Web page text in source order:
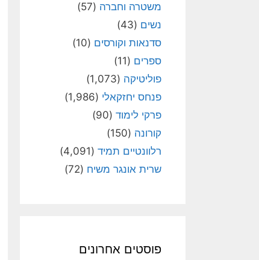
משטרה וחברה (57)
נשים (43)
סדנאות וקורסים (10)
ספרים (11)
פוליטיקה (1,073)
פנחס יחזקאלי (1,986)
פרקי לימוד (90)
קורונה (150)
רלוונטיים תמיד (4,091)
שרית אונגר משיח (72)
פוסטים אחרונים